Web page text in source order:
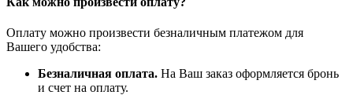
Оплату можно произвести безналичным платежом для
Вашего удобства:
Безналичная оплата. На Ваш заказ оформляется бронь
и счет на оплату.